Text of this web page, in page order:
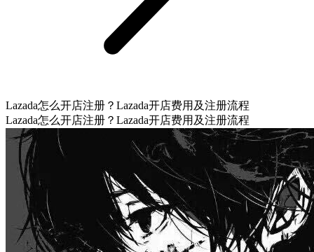
Lazada怎么开店注册？Lazada开店费用及注册流程
Lazada怎么开店注册？Lazada开店费用及注册流程